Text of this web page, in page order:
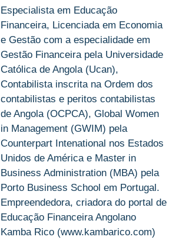
Especialista em Educação
Financeira, Licenciada em Economia
e Gestão com a especialidade em
Gestão Financeira pela Universidade
Católica de Angola (Ucan),
Contabilista inscrita na Ordem dos
contabilistas e peritos contabilistas
de Angola (OCPCA), Global Women
in Management (GWIM) pela
Counterpart Intenational nos Estados
Unidos de América e Master in
Business Administration (MBA) pela
Porto Business School em Portugal.
Empreendedora, criadora do portal de
Educação Financeira Angolano
Kamba Rico (www.kambarico.com)